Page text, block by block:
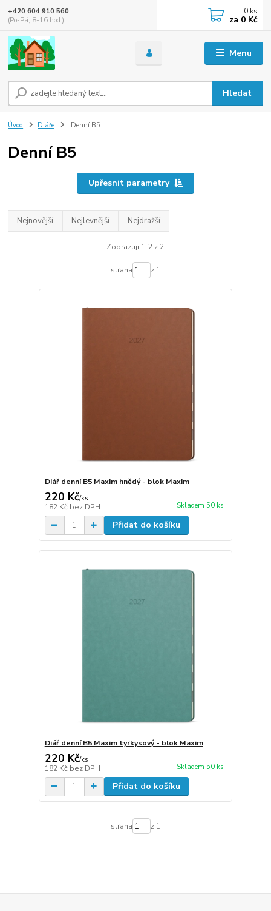
Menu
Hledat
+420 604 910 560
(Po-Pá, 8-16 hod.)
0 ks
za 0 Kč
Úvod Diáře Denní B5
Denní B5
Upřesnit parametry
Nejnovější Nejlevnější Nejdražší
Zobrazuji 1-2 z 2
strana z 1
Diář denní B5 Maxim hnědý - blok Maxim
220 Kč/ks
182 Kč bez DPH Skladem 50 ks
Přidat do košíku
Diář denní B5 Maxim tyrkysový - blok Maxim
220 Kč/ks
182 Kč bez DPH Skladem 50 ks
Přidat do košíku
strana z 1